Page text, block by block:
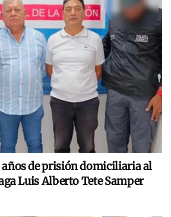
años de prisión domiciliaria al
Luis Alberto Tete Samper